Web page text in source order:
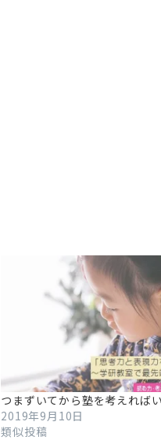
つまずいてから塾を考えれば
2019年9月10日
類似投稿